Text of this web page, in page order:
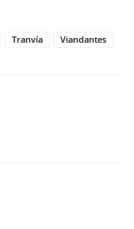
Tranvía Viandantes